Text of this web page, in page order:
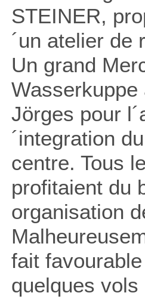
STEINER,
´un atelier de
Un grand
Jörges pour
´integration
centre. Tous
profitaient du
organisation
fait
quelques